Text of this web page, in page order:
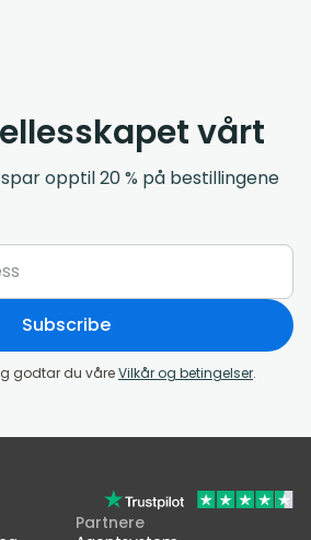
vårt
opptil 20 % på bestillingene
Subscribe
godtar du våreVilkår og betingelser.
Partnere